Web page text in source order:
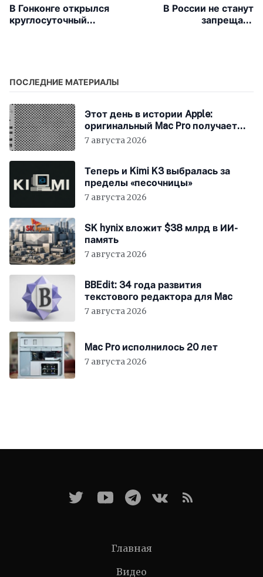
В Гонконге открылся
круглосуточный
В России не станут
запрещать
ПОСЛЕДНИЕ МАТЕРИАЛЫ
Этот день в истории Apple:
оригинальный Mac Pro получает
мощный процессор Intel
7 августа 2026
Теперь и Kimi K3 выбралась за
пределы «песочницы»
7 августа 2026
SK hynix вложит $38 млрд в ИИ-
память
7 августа 2026
BBEdit: 34 года развития
текстового редактора для Mac
7 августа 2026
Mac Pro исполнилось 20 лет
7 августа 2026
Главная
Видео